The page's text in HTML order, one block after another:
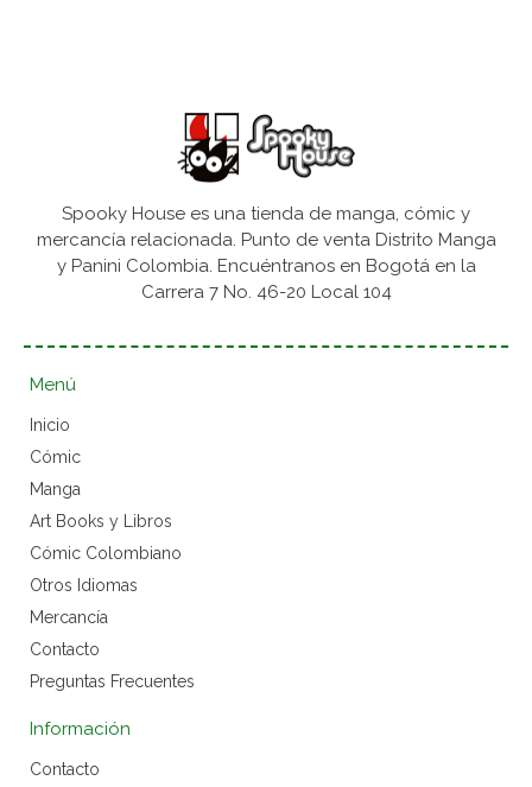
Spooky House es una tienda de manga, cómic y
mercancía relacionada. Punto de venta Distrito Manga
y Panini Colombia. Encuéntranos en Bogotá en la
Carrera 7 No. 46-20 Local 104
Menú
Inicio
Cómic
Manga
Art Books y Libros
Cómic Colombiano
Otros Idiomas
Mercancía
Contacto
Preguntas Frecuentes
Información
Contacto